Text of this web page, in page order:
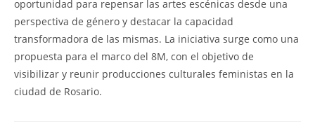
oportunidad para repensar las artes escénicas desde una
perspectiva de género y destacar la capacidad
transformadora de las mismas. La iniciativa surge como una
propuesta para el marco del 8M, con el objetivo de
visibilizar y reunir producciones culturales feministas en la
ciudad de Rosario.